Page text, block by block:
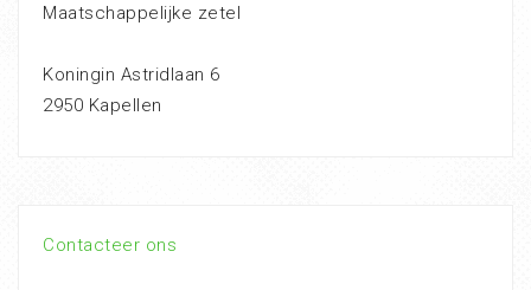
Maatschappelijke zetel
Koningin Astridlaan 6
2950 Kapellen
Contacteer ons